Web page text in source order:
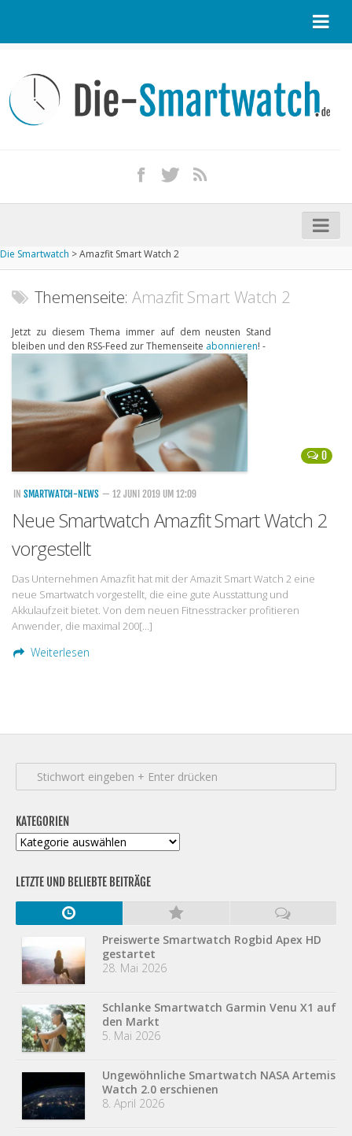
Kontakt / Tipp geben
Impressum
iPhone kaufen
Startseite
Aktuelle Smartwatches im Test
Marken und Modelle
Handytarife
BASE
Smartphonetarife
Datentarife
o2
Smartphonetarife
Prepaid-Tarife
Flatrate-Prepaidtarife
Mobilfunk-Vergleichsrechner
Mobilfunk-Tarifrechner
Die Smartwatch >Amazfit Smart Watch 2
Themenseite: Amazfit Smart Watch 2
Jetzt zu diesem Thema immer auf dem neusten Stand
bleiben und den RSS-Feed zur Themenseite abonnieren! -
0
IN SMARTWATCH-NEWS — 12 JUNI 2019 UM 12:09
Neue Smartwatch Amazfit Smart Watch 2
vorgestellt
Das Unternehmen Amazfit hat mit der Amazit Smart Watch 2 eine
neue Smartwatch vorgestellt, die eine gute Ausstattung und
Akkulaufzeit bietet. Von dem neuen Fitnesstracker profitieren
Anwender, die maximal 200[…]
Weiterlesen
KATEGORIEN
Kategorien
LETZTE UND BELIEBTE BEITRÄGE
Preiswerte Smartwatch Rogbid Apex HD
gestartet
28. Mai 2026
Schlanke Smartwatch Garmin Venu X1 auf
den Markt
5. Mai 2026
Ungewöhnliche Smartwatch NASA Artemis
Watch 2.0 erschienen
8. April 2026